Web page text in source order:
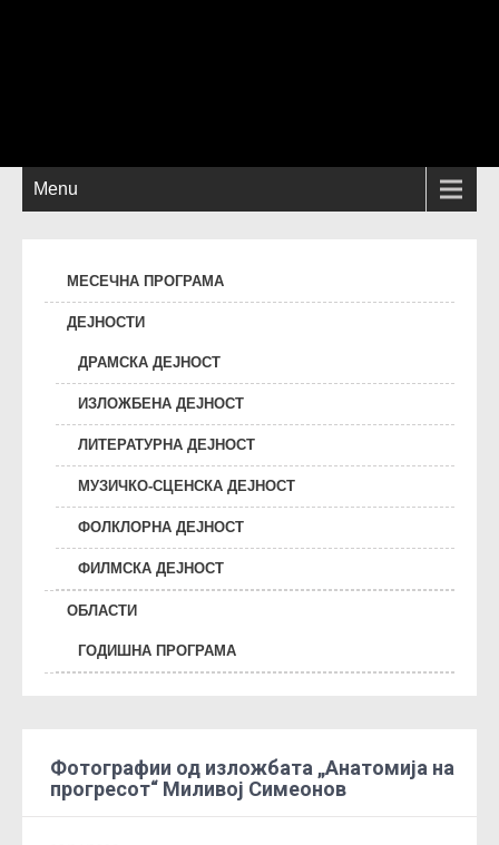
Menu
МЕСЕЧНА ПРОГРАМА
ДЕЈНОСТИ
ДРАМСКА ДЕЈНОСТ
ИЗЛОЖБЕНА ДЕЈНОСТ
ЛИТЕРАТУРНА ДЕЈНОСТ
МУЗИЧКО-СЦЕНСКА ДЕЈНОСТ
ФОЛКЛОРНА ДЕЈНОСТ
ФИЛМСКА ДЕЈНОСТ
ОБЛАСТИ
ГОДИШНА ПРОГРАМА
Фотографии од изложбата „Анатомија на
прогресот“ Миливој Симеонов